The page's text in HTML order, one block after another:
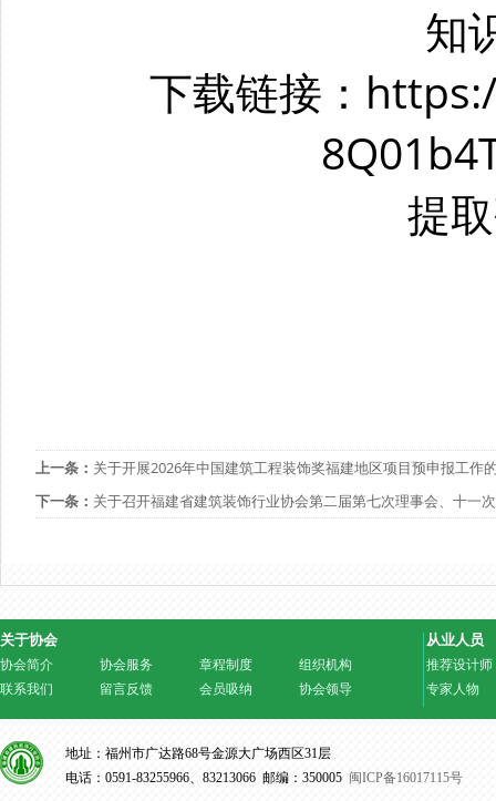
知
下载链接：
提
上一条： 关于开展2026年中国建筑工程装饰奖福建地区项目预申报工作
下一条： 关于召开福建省建筑装饰行业协会第二届第七次理事会、十一
关于协会
协会简介 协会服务 章程制度
组织机构
联系我们
留言反馈 会员吸纳 协会领导
从业人员
推荐设计师
专家人物
地址：福州市广达路68号金源大广场西区31层
电话：0591-83255966、83213066 邮编：350005 闽ICP备16017115号